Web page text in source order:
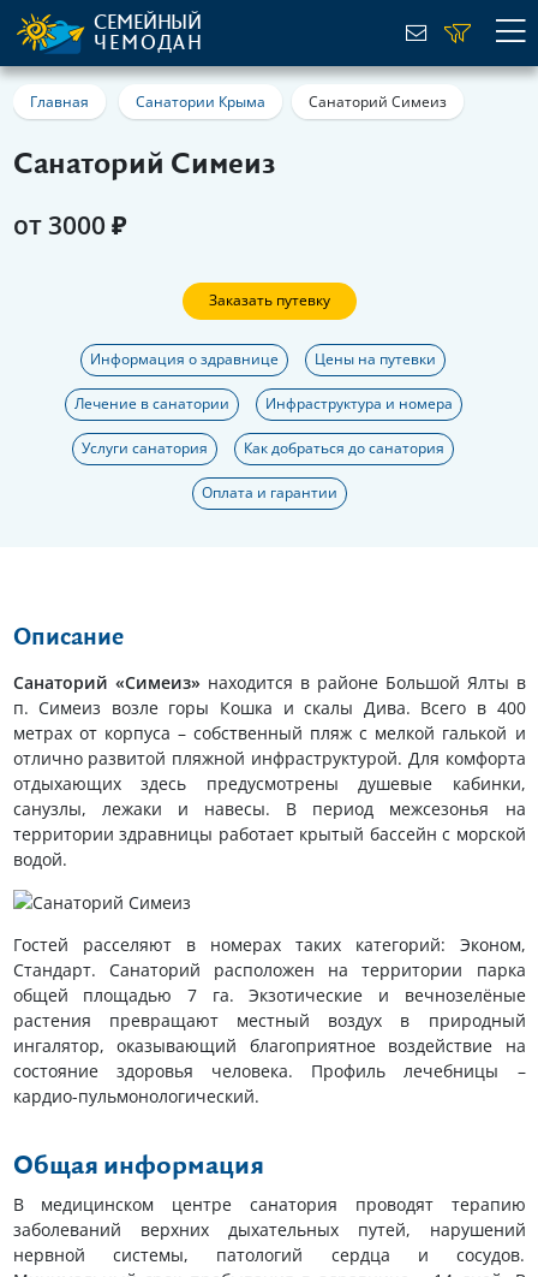
СЕМЕЙНЫЙ
ЧЕМОДАН
Главная Санатории Крыма Санаторий Симеиз
Санаторий Симеиз
от 3000 ₽
Заказать путевку
Информация о здравнице Цены на путевки
Лечение в санатории Инфраструктура и номера
Услуги санатория Как добраться до санатория
Оплата и гарантии
Описание
Санаторий «Симеиз» находится в районе Большой Ялты в
п. Симеиз возле горы Кошка и скалы Дива. Всего в 400
метрах от корпуса – собственный пляж с мелкой галькой и
отлично развитой пляжной инфраструктурой. Для комфорта
отдыхающих здесь предусмотрены душевые кабинки,
санузлы, лежаки и навесы. В период межсезонья на
территории здравницы работает крытый бассейн с морской
водой.
Гостей расселяют в номерах таких категорий: Эконом,
Стандарт. Санаторий расположен на территории парка
общей площадью 7 га. Экзотические и вечнозелёные
растения превращают местный воздух в природный
ингалятор, оказывающий благоприятное воздействие на
состояние здоровья человека. Профиль лечебницы –
кардио-пульмонологический.
Общая информация
В медицинском центре санатория проводят терапию
заболеваний верхних дыхательных путей, нарушений
нервной системы, патологий сердца и сосудов.